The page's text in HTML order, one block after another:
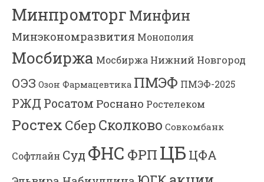
МинпромторгМинфин
Минэкономразвития Монополия
Мосбиржа Мосбиржа Нижний Новгород
ОЭЗ Озон Фармацевтика ПМЭФ ПМЭФ-2025
РЖД Росатом Роснано Ростелеком
Ростех Сбер Сколково Совкомбанк
Софтлайн Суд ФНС ФРП ЦБ ЦФА